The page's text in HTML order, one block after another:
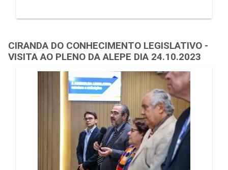
CIRANDA DO CONHECIMENTO LEGISLATIVO -
VISITA AO PLENO DA ALEPE DIA 24.10.2023
Galeria de Mídias